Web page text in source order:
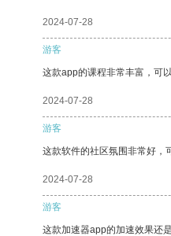
2024-07-28
游客
这款app的课程非常丰富，可
2024-07-28
游客
这款软件的社区氛围非常好，
2024-07-28
游客
这款加速器app的加速效果还